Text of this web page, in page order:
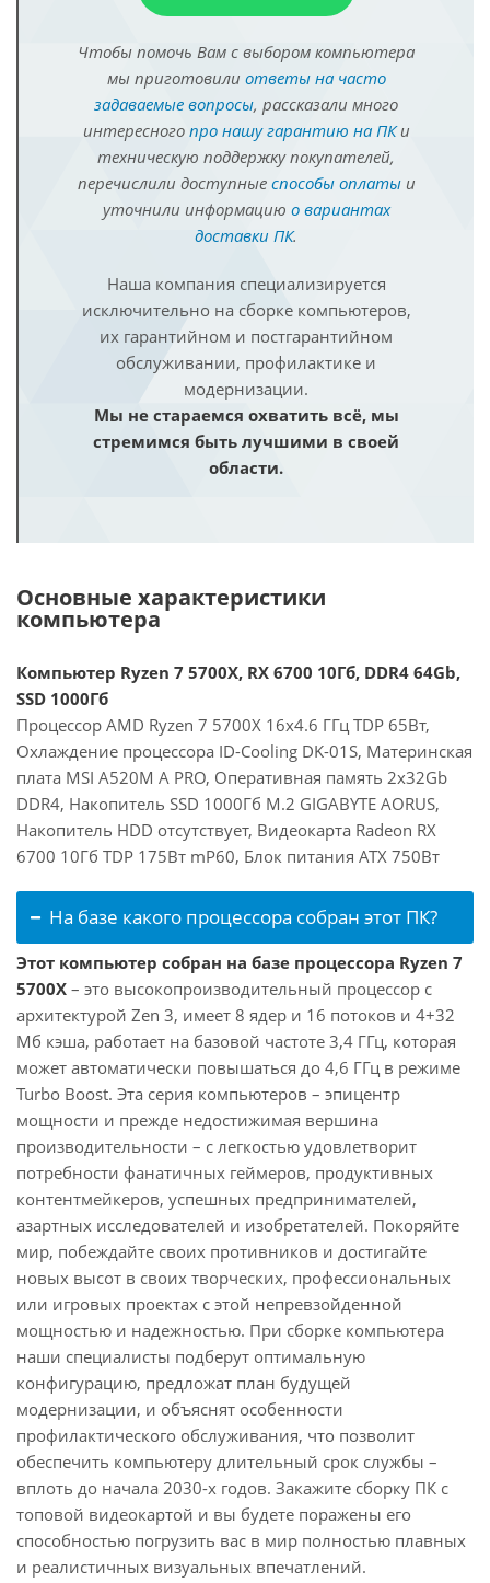
Чтобы помочь Вам с выбором компьютера
мы приготовили ответы на часто
задаваемые вопросы, рассказали много
интересного про нашу гарантию на ПКи
техническую поддержку покупателей,
перечислили доступные способы оплатыи
уточнили информацию о вариантах
доставки ПК.
Наша компания специализируется
исключительно на сборке компьютеров,
их гарантийном и постгарантийном
обслуживании, профилактике и
модернизации.
Мы не стараемся охватить всё, мы
стремимся быть лучшими в своей
области.
Основные характеристики
компьютера
Компьютер Ryzen 7 5700X, RX 6700 10Гб, DDR4 64Gb,
SSD 1000Гб
Процессор AMD Ryzen 7 5700X 16x4.6 ГГц TDP 65Вт,
Охлаждение процессора ID-Cooling DK-01S, Материнская
плата MSI A520M A PRO, Оперативная память 2x32Gb
DDR4, Накопитель SSD 1000Гб M.2 GIGABYTE AORUS,
Накопитель HDD отсутствует, Видеокарта Radeon RX
6700 10Гб TDP 175Вт mP60, Блок питания ATX 750Вт
На базе какого процессора собран этот ПК?
Этот компьютер собран на базе процессора Ryzen 7
5700X – это высокопроизводительный процессор с
архитектурой Zen 3, имеет 8 ядер и 16 потоков и 4+32
Мб кэша, работает на базовой частоте 3,4 ГГц, которая
может автоматически повышаться до 4,6 ГГц в режиме
Turbo Boost. Эта серия компьютеров – эпицентр
мощности и прежде недостижимая вершина
производительности – с легкостью удовлетворит
потребности фанатичных геймеров, продуктивных
контентмейкеров, успешных предпринимателей,
азартных исследователей и изобретателей. Покоряйте
мир, побеждайте своих противников и достигайте
новых высот в своих творческих, профессиональных
или игровых проектах с этой непревзойденной
мощностью и надежностью. При сборке компьютера
наши специалисты подберут оптимальную
конфигурацию, предложат план будущей
модернизации, и объяснят особенности
профилактического обслуживания, что позволит
обеспечить компьютеру длительный срок службы –
вплоть до начала 2030-х годов. Закажите сборку ПК с
топовой видеокартой и вы будете поражены его
способностью погрузить вас в мир полностью плавных
и реалистичных визуальных впечатлений.